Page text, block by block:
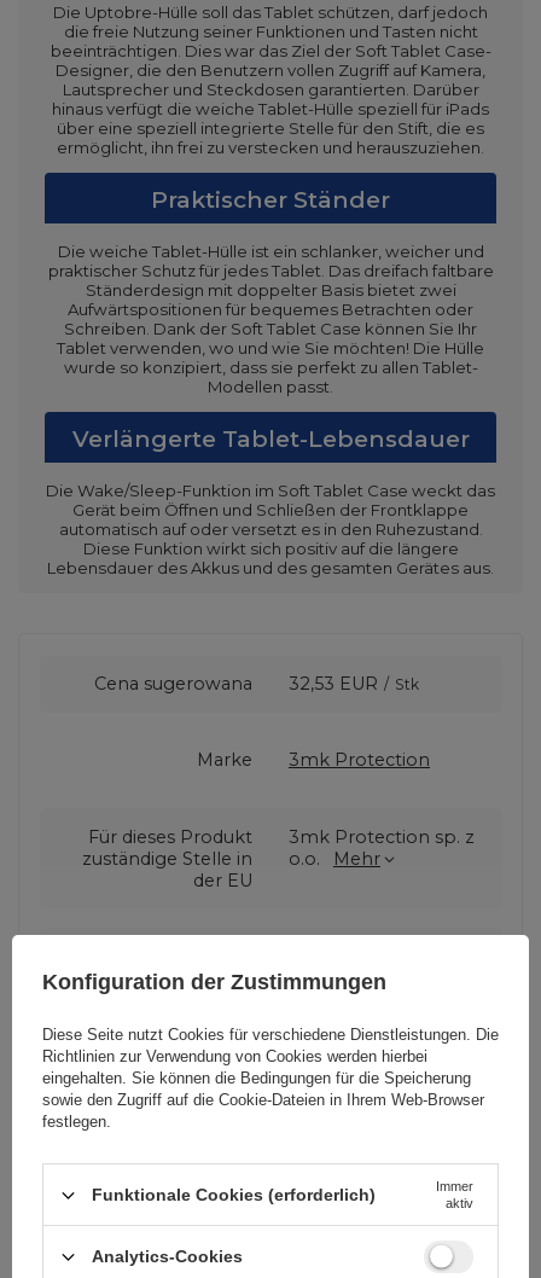
Die Uptobre-Hülle soll das Tablet schützen, darf jedoch
die freie Nutzung seiner Funktionen und Tasten nicht
beeinträchtigen. Dies war das Ziel der Soft Tablet Case-
Designer, die den Benutzern vollen Zugriff auf Kamera,
Lautsprecher und Steckdosen garantierten. Darüber
hinaus verfügt die weiche Tablet-Hülle speziell für iPads
über eine speziell integrierte Stelle für den Stift, die es
ermöglicht, ihn frei zu verstecken und herauszuziehen.
Praktischer Ständer
Die weiche Tablet-Hülle ist ein schlanker, weicher und
praktischer Schutz für jedes Tablet. Das dreifach faltbare
Ständerdesign mit doppelter Basis bietet zwei
Aufwärtspositionen für bequemes Betrachten oder
Schreiben. Dank der Soft Tablet Case können Sie Ihr
Tablet verwenden, wo und wie Sie möchten! Die Hülle
wurde so konzipiert, dass sie perfekt zu allen Tablet-
Modellen passt.
Verlängerte Tablet-Lebensdauer
Die Wake/Sleep-Funktion im Soft Tablet Case weckt das
Gerät beim Öffnen und Schließen der Frontklappe
automatisch auf oder versetzt es in den Ruhezustand.
Diese Funktion wirkt sich positiv auf die längere
Lebensdauer des Akkus und des gesamten Gerätes aus.
Cena sugerowana 32,53 EUR / Stk
Marke 3mk Protection
Für dieses Produkt
zuständige Stelle in
der EU
3mk Protection sp. z
o.o.
Mehr
Garantie Mobiltelefonzubehör
Verpackungshöhe in
29,5
Verpackungslänge in
Zentimetern
1,8
Konfiguration der Zustimmungen
Diese Seite nutzt Cookies für verschiedene Dienstleistungen. Die
Richtlinien zur Verwendung von Cookies werden hierbei
eingehalten. Sie können die Bedingungen für die Speicherung
sowie den Zugriff auf die Cookie-Dateien in Ihrem Web-Browser
festlegen.
Funktionale Cookies (erforderlich)
Immer
aktiv
Analytics-Cookies